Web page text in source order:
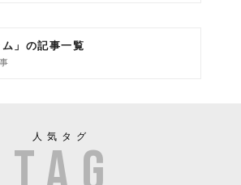
ム」の記事一覧
人気タグ